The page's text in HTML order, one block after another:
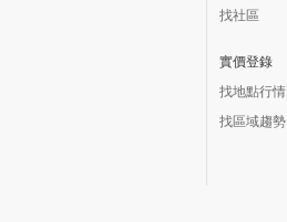
找社區
實價登錄
找地點行情
找區域趨勢